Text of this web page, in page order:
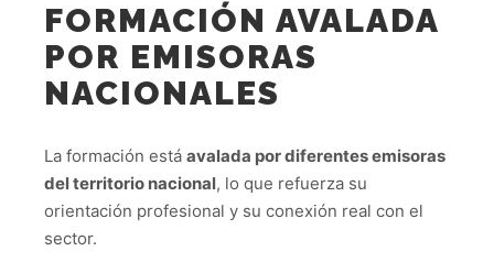
FORMACIÓN AVALADA
POR EMISORAS
NACIONALES
La formación está avalada por diferentes emisoras
del territorio nacional, lo que refuerza su
orientación profesional y su conexión real con el
sector.